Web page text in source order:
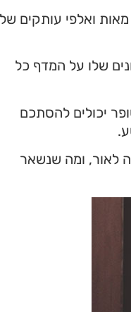
ואלפי עותקים של
שלו על המדף כל
יכולים להסתכם
לאור, ומה שנשאר